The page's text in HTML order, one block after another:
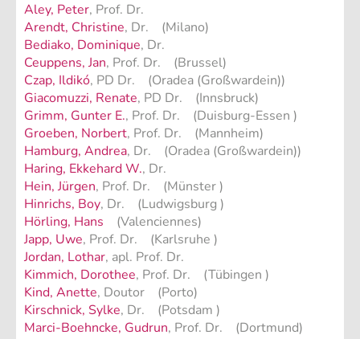
Aley, Peter, Prof. Dr.
Arendt, Christine, Dr. (Milano)
Bediako, Dominique, Dr.
Ceuppens, Jan, Prof. Dr. (Brussel)
Czap, Ildikó, PD Dr. (Oradea (Großwardein))
Giacomuzzi, Renate, PD Dr. (Innsbruck)
Grimm, Gunter E., Prof. Dr. (Duisburg-Essen )
Groeben, Norbert, Prof. Dr. (Mannheim)
Hamburg, Andrea, Dr. (Oradea (Großwardein))
Haring, Ekkehard W., Dr.
Hein, Jürgen, Prof. Dr. (Münster )
Hinrichs, Boy, Dr. (Ludwigsburg )
Hörling, Hans (Valenciennes)
Japp, Uwe, Prof. Dr. (Karlsruhe )
Jordan, Lothar, apl. Prof. Dr.
Kimmich, Dorothee, Prof. Dr. (Tübingen )
Kind, Anette, Doutor (Porto)
Kirschnick, Sylke, Dr. (Potsdam )
Marci-Boehncke, Gudrun, Prof. Dr. (Dortmund)